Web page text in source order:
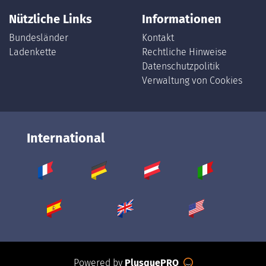
Nützliche Links
Bundesländer
Ladenkette
Informationen
Kontakt
Rechtliche Hinweise
Datenschutzpolitik
Verwaltung von Cookies
International
Powered by PlusquePRO